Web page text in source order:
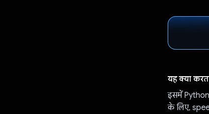
यह क्या
इसमें Python
के लिए,